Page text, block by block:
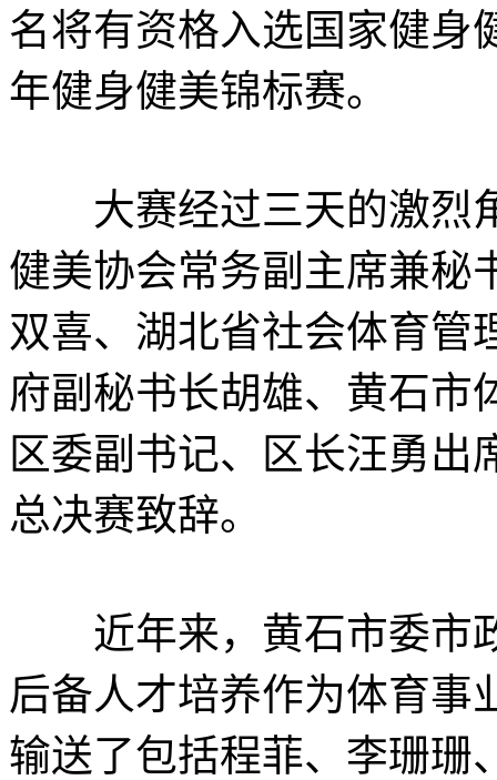
名将有资格入选国家健身
年健身健美锦标赛。
大赛经过三天的激烈角
健美协会常务副主席兼秘
双喜、湖北省社会体育管
府副秘书长胡雄、黄石市
区委副书记、区长汪勇出
总决赛致辞。
近年来，黄石市委市
后备人才培养作为体育事
输送了包括程菲、李珊珊